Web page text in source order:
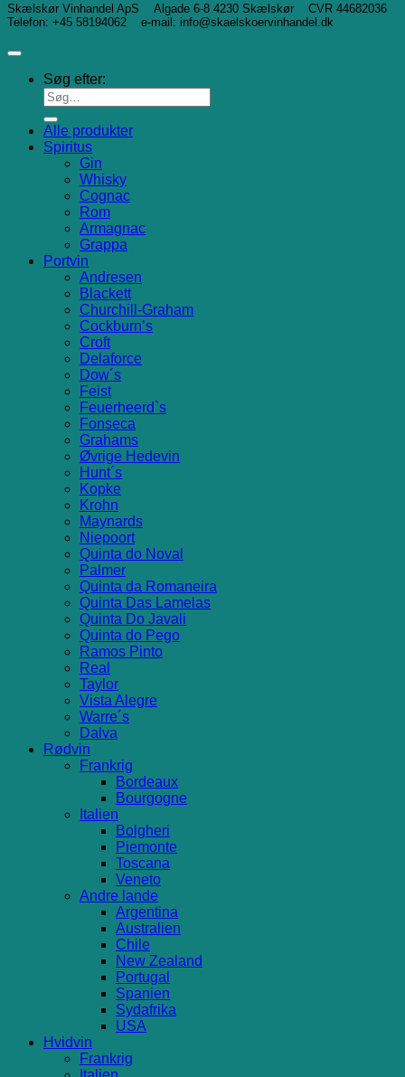
Skælskør Vinhandel ApS Algade 6-8 4230 Skælskør CVR 44682036
Telefon: +45 58194062 e-mail: info@skaelskoervinhandel.dk
Søg efter:
Alle produkter
Spiritus
Gin
Whisky
Cognac
Rom
Armagnac
Grappa
Portvin
Andresen
Blackett
Churchill-Graham
Cockburn’s
Croft
Delaforce
Dow´s
Feist
Feuerheerd`s
Fonseca
Grahams
Øvrige Hedevin
Hunt´s
Kopke
Krohn
Maynards
Niepoort
Quinta do Noval
Palmer
Quinta da Romaneira
Quinta Das Lamelas
Quinta Do Javali
Quinta do Pego
Ramos Pinto
Real
Taylor
Vista Alegre
Warre´s
Dalva
Rødvin
Frankrig
Bordeaux
Bourgogne
Italien
Bolgheri
Piemonte
Toscana
Veneto
Andre lande
Argentina
Australien
Chile
New Zealand
Portugal
Spanien
Sydafrika
USA
Hvidvin
Frankrig